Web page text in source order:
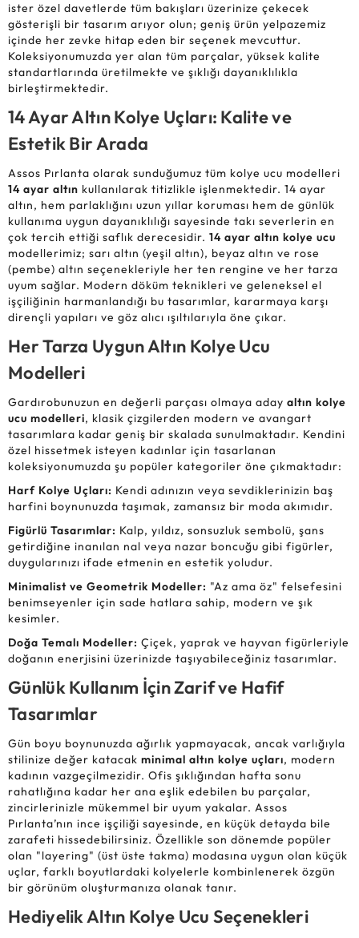
ister özel davetlerde tüm bakışları üzerinize çekecek
gösterişli bir tasarım arıyor olun; geniş ürün yelpazemiz
içinde her zevke hitap eden bir seçenek mevcuttur.
Koleksiyonumuzda yer alan tüm parçalar, yüksek kalite
standartlarında üretilmekte ve şıklığı dayanıklılıkla
birleştirmektedir.
14 Ayar Altın Kolye Uçları: Kalite ve
Estetik Bir Arada
Assos Pırlanta olarak sunduğumuz tüm kolye ucu modelleri
14 ayar altın kullanılarak titizlikle işlenmektedir. 14 ayar
altın, hem parlaklığını uzun yıllar koruması hem de günlük
kullanıma uygun dayanıklılığı sayesinde takı severlerin en
çok tercih ettiği saflık derecesidir. 14 ayar altın kolye ucu
modellerimiz; sarı altın (yeşil altın), beyaz altın ve rose
(pembe) altın seçenekleriyle her ten rengine ve her tarza
uyum sağlar. Modern döküm teknikleri ve geleneksel el
işçiliğinin harmanlandığı bu tasarımlar, kararmaya karşı
dirençli yapıları ve göz alıcı ışıltılarıyla öne çıkar.
Her Tarza Uygun Altın Kolye Ucu
Modelleri
Gardırobunuzun en değerli parçası olmaya aday altın kolye
ucu modelleri, klasik çizgilerden modern ve avangart
tasarımlara kadar geniş bir skalada sunulmaktadır. Kendini
özel hissetmek isteyen kadınlar için tasarlanan
koleksiyonumuzda şu popüler kategoriler öne çıkmaktadır:
Harf Kolye Uçları: Kendi adınızın veya sevdiklerinizin baş
harfini boynunuzda taşımak, zamansız bir moda akımıdır.
Figürlü Tasarımlar: Kalp, yıldız, sonsuzluk sembolü, şans
getirdiğine inanılan nal veya nazar boncuğu gibi figürler,
duygularınızı ifade etmenin en estetik yoludur.
Minimalist ve Geometrik Modeller: "Az ama öz" felsefesini
benimseyenler için sade hatlara sahip, modern ve şık
kesimler.
Doğa Temalı Modeller: Çiçek, yaprak ve hayvan figürleriyle
doğanın enerjisini üzerinizde taşıyabileceğiniz tasarımlar.
Günlük Kullanım İçin Zarif ve Hafif
Tasarımlar
Gün boyu boynunuzda ağırlık yapmayacak, ancak varlığıyla
stilinize değer katacak minimal altın kolye uçları, modern
kadının vazgeçilmezidir. Ofis şıklığından hafta sonu
rahatlığına kadar her ana eşlik edebilen bu parçalar,
zincirlerinizle mükemmel bir uyum yakalar. Assos
Pırlanta’nın ince işçiliği sayesinde, en küçük detayda bile
zarafeti hissedebilirsiniz. Özellikle son dönemde popüler
olan "layering" (üst üste takma) modasına uygun olan küçük
uçlar, farklı boyutlardaki kolyelerle kombinlenerek özgün
bir görünüm oluşturmanıza olanak tanır.
Hediyelik Altın Kolye Ucu Seçenekleri